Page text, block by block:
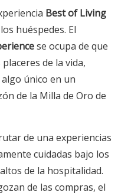
Best of Living
huéspedes. El
se ocupa de que
de la vida,
único en un
de la Milla de Oro de
de una experiencias
cuidadas bajo los
de la hospitalidad.
de las compras, el